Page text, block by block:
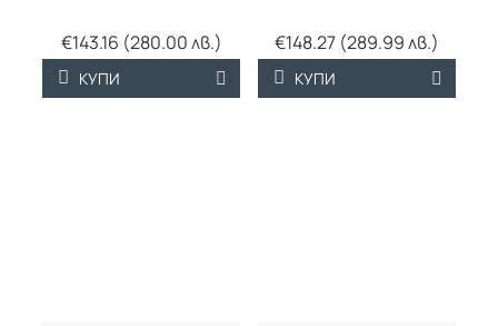
€143.16 (280.00 лв.)
КУПИ
€148.27 (289.99 лв.)
КУПИ